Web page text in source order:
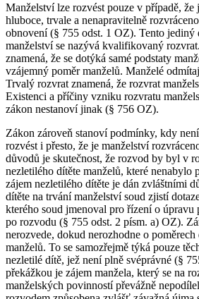
Manželství lze rozvést pouze v případě, že
hluboce, trvale a nenapravitelně
obnovení (§ 755 odst. 1 OZ). Tento jediný
manželství se nazývá kvalifikovaný
znamená, že se dotýká samé podstaty
vzájemný poměr manželů. Manželé
Trvalý rozvrat znamená, že rozvrat
Existenci a příčiny vzniku rozvratu
zákon nestanoví jinak (§ 756 OZ).
Zákon zároveň stanoví podmínky, kdy
rozvést i přesto, že je manželství
důvodů je skutečnost, že rozvod by byl v
nezletilého dítěte manželů, které nenabylo
zájem nezletilého dítěte je dán zvláštními
dítěte na trvání manželství soud zjistí
kterého soud jmenoval pro řízení o úpravu
po rozvodu (§ 755 odst. 2 písm. a) OZ).
nerozvede, dokud nerozhodne o
manželů. To se samozřejmě týká pouze
nezletilé dítě, jež není plně svéprávné (§
překážkou je zájem manžela, který se na
manželských povinností převážně